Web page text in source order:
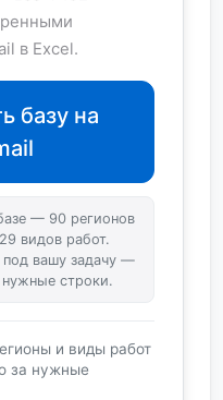
в Excel.
базу на
— 90 регионов
видов работ.
вашу задачу —
нужные строки.
и виды работ
за нужные